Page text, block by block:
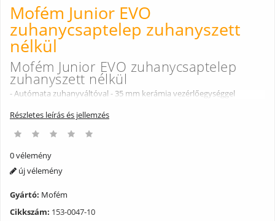
Mofém Junior EVO
zuhanycsaptelep zuhanyszett
nélkül
Mofém Junior EVO zuhanycsaptelep
zuhanyszett nélkül
- Autómata zuhanyváltóval - 35 mm kerámia vezérlőegységgel
Részletes leírás és jellemzés
0 vélemény
új vélemény
Gyártó: Mofém
Cikkszám: 153-0047-10